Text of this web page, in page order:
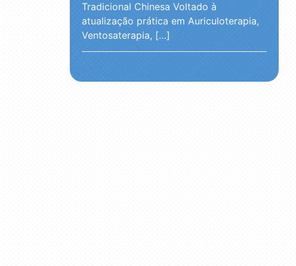
Tradicional Chinesa Voltado à
atualização prática em Auriculoterapia,
Ventosaterapia, […]